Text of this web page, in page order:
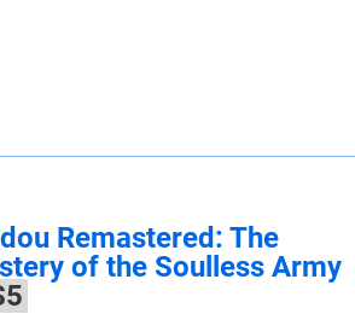
Remastered: The
of the Soulless Army